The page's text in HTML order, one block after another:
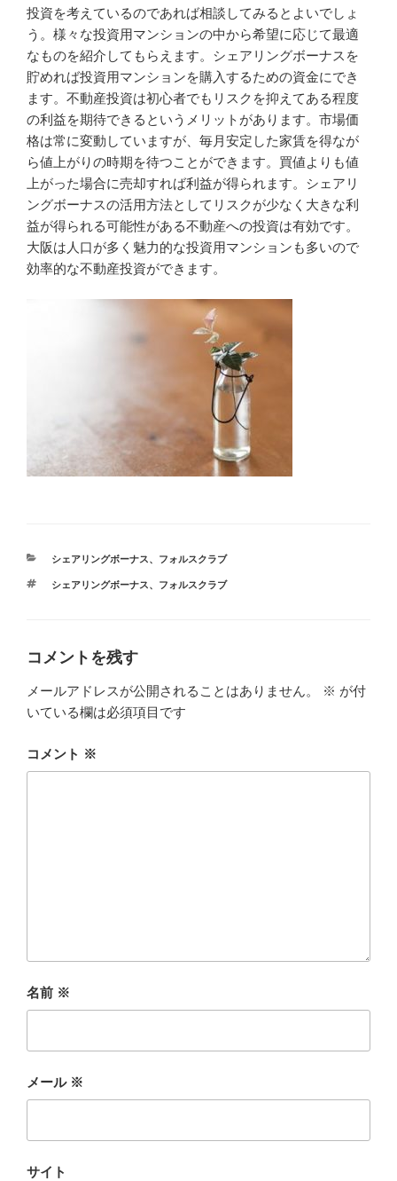
投資を考えているのであれば相談してみるとよいでしょ
う。様々な投資用マンションの中から希望に応じて最適
なものを紹介してもらえます。シェアリングボーナスを
貯めれば投資用マンションを購入するための資金にでき
ます。不動産投資は初心者でもリスクを抑えてある程度
の利益を期待できるというメリットがあります。市場価
格は常に変動していますが、毎月安定した家賃を得なが
ら値上がりの時期を待つことができます。買値よりも値
上がった場合に売却すれば利益が得られます。シェアリ
ングボーナスの活用方法としてリスクが少なく大きな利
益が得られる可能性がある不動産への投資は有効です。
大阪は人口が多く魅力的な投資用マンションも多いので
効率的な不動産投資ができます。
カ
ゴ
シェアリングボーナス、 フォルスクラブ
タ
シェアリングボーナス、 フォルスクラブ
コメントを残す
メールアドレスが公開されることはありません。 ※ が付
いている欄は必須項目です
コメント ※
名前 ※
メール ※
サイト